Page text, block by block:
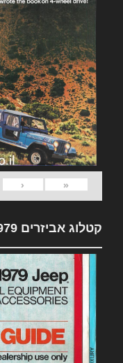
«
‹
קטלוג אביזרים 1979 Jeep